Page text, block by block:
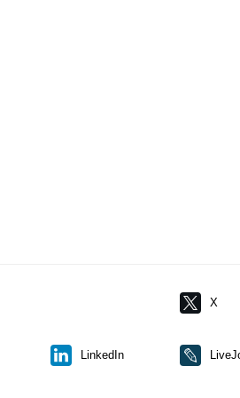
X
LinkedIn